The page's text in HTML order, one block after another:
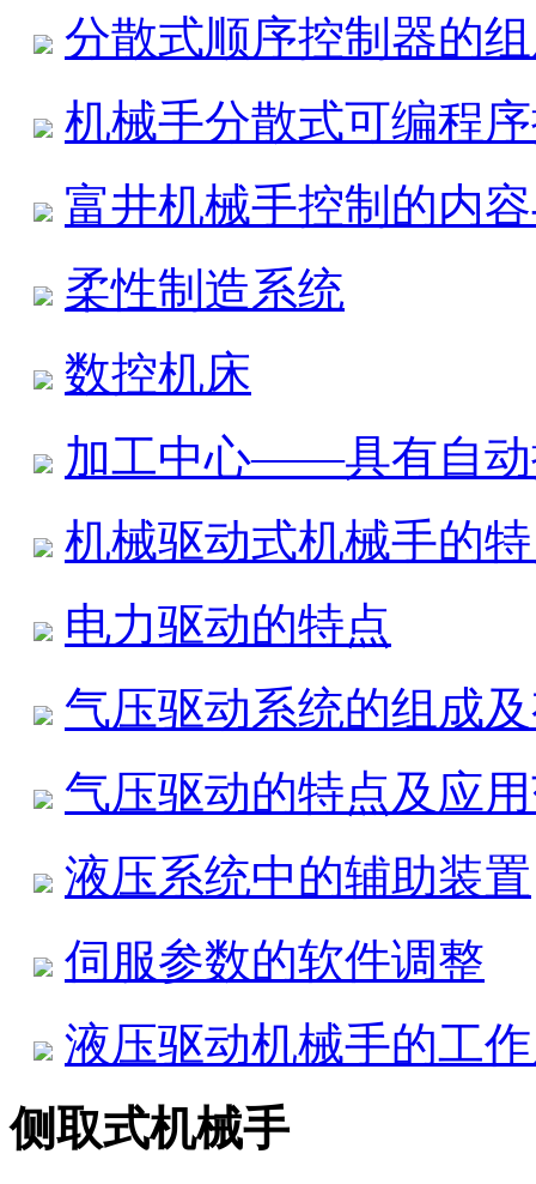
分散式顺序控制器的
机械手分散式可编程
富井机械手控制的内
柔性制造系统
数控机床
加工中心——具有自动
机械驱动式机械手的
电力驱动的特点
气压驱动系统的组成
气压驱动的特点及应
液压系统中的辅助装置
伺服参数的软件调整
液压驱动机械手的工
侧取式机械手